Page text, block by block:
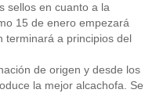
sellos en cuanto a la
15 de enero empezará
terminará a principios del
de origen y desde los
la mejor alcachofa. Se